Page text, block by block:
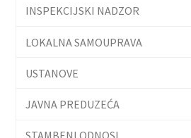
INSPEKCIJSKI NADZOR
LOKALNA SAMOUPRAVA
USTANOVE
JAVNA PREDUZEĆA